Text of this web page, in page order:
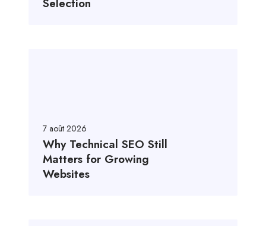
Selection
7 août 2026
Why Technical SEO Still
Matters for Growing
Websites